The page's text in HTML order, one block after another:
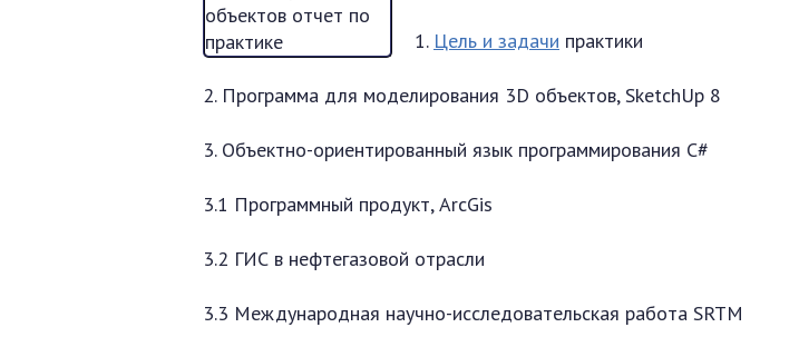
1. Цель и задачи практики
2. Программа для моделирования 3D объектов, SketchUp 8
3. Объектно-ориентированный язык программирования C#
3.1 Программный продукт, ArcGis
3.2 ГИС в нефтегазовой отрасли
3.3 Международная научно-исследовательская работа SRTM